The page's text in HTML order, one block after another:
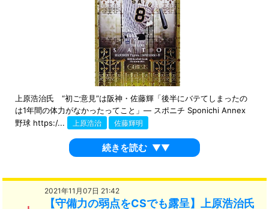
上原浩治氏 “初ご意見”は阪神・佐藤輝「後半にバテてしまったの
は1年間の体力がなかったってこと」― スポニチ Sponichi Annex
野球 https:/...
上原浩治 佐藤輝明
続きを読む ▼▼
2021年11月07日 21:42
【守備力の弱点をCSでも露呈】上原浩治氏